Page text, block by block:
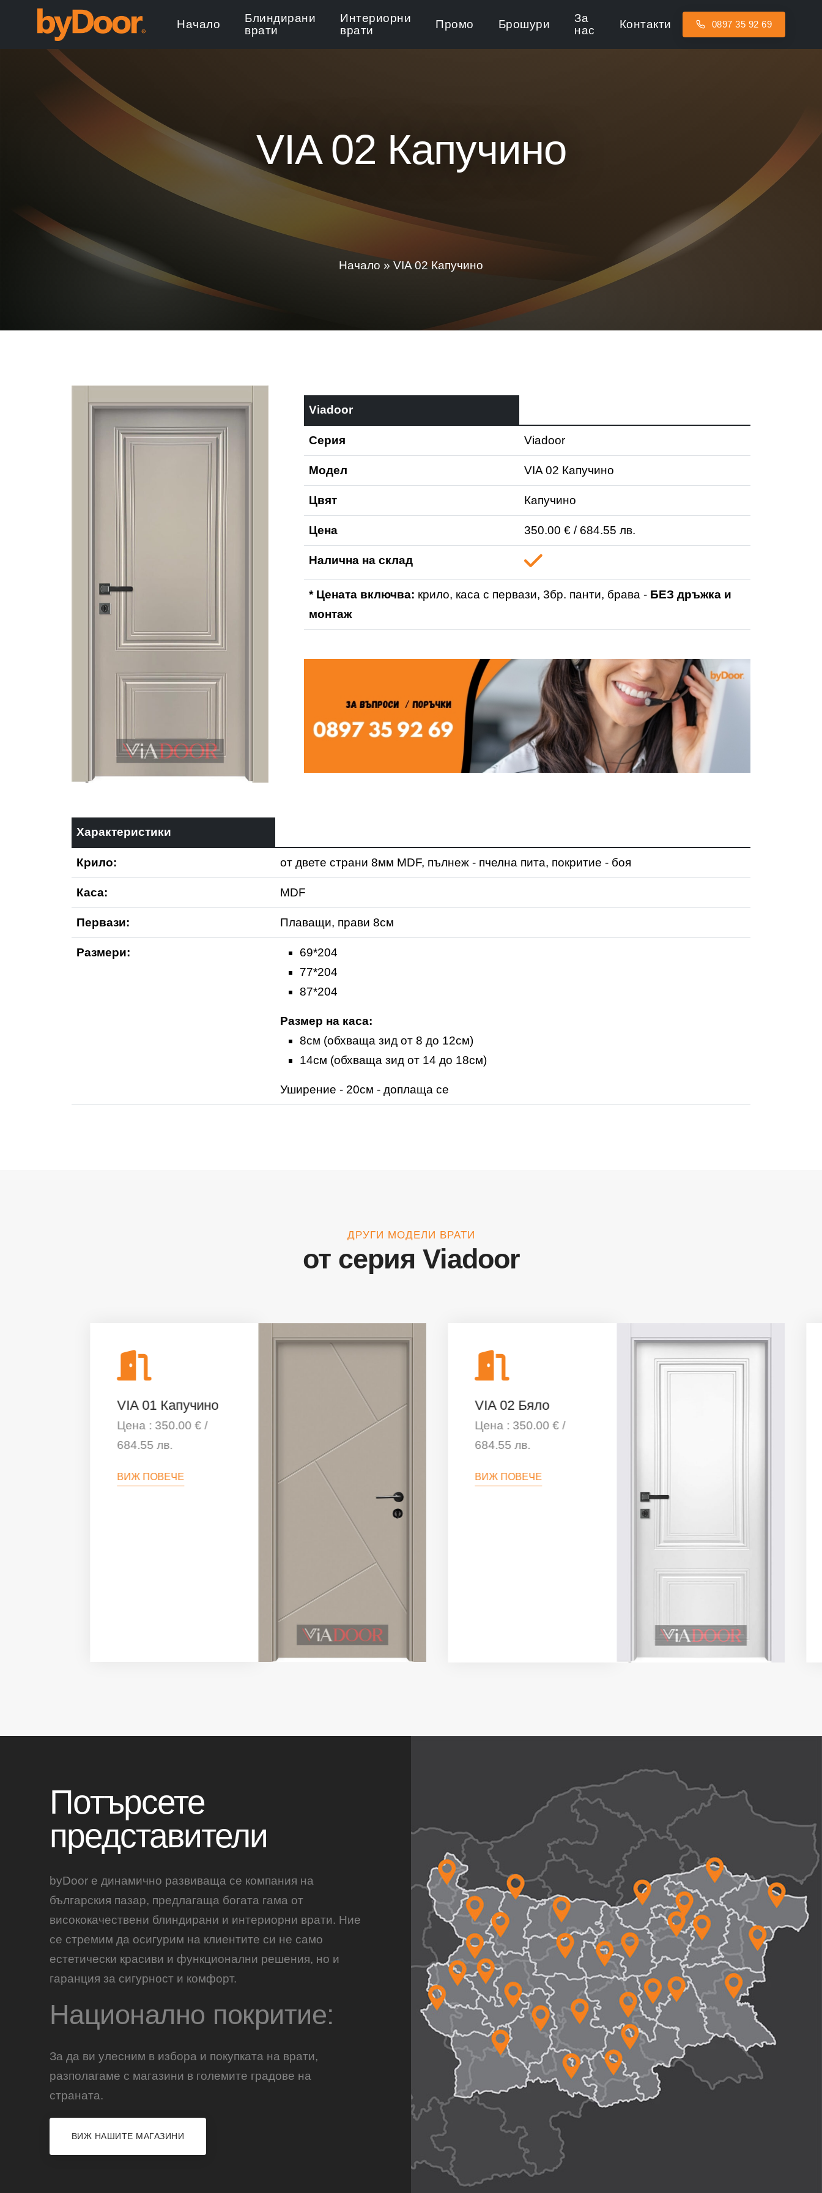
Начало
Блиндирани
врати
Интериорни
врати
Промо Брошури
За
нас
Контакти 0897 35 92 69
VIA 02 Капучино
Начало » VIA 02 Капучино
Viadoor
Серия Viadoor
Модел VIA 02 Капучино
Цвят Капучино
Цена 350.00 € / 684.55 лв.
Налична на склад
* Цената включва: крило, каса с первази, 3бр. панти, брава - БЕЗ дръжка и
монтаж
Характеристики
Крило: от двете страни 8мм MDF, пълнеж - пчелна пита, покритие - боя
Каса: MDF
Первази: Плаващи, прави 8см
Размери:
69*204
77*204
87*204
Размер на каса:
8см (обхваща зид от 8 до 12см)
14см (обхваща зид от 14 до 18см)
Уширение - 20см - доплаща се
ДРУГИ МОДЕЛИ ВРАТИ
от серия Viadoor
VIA 01 Капучино
Цена : 350.00 € /
684.55 лв.
ВИЖ ПОВЕЧЕ
VIA 02 Бяло
Цена : 350.00 € /
684.55 лв.
ВИЖ ПОВЕЧЕ
Потърсете
представители
byDoor е динамично развиваща се компания на
българския пазар, предлагаща богата гама от
висококачествени блиндирани и интериорни врати. Ние
се стремим да осигурим на клиентите си не само
естетически красиви и функционални решения, но и
гаранция за сигурност и комфорт.
Национално покритие:
За да ви улесним в избора и покупката на врати,
разполагаме с магазини в големите градове на
страната.
ВИЖ НАШИТЕ МАГАЗИНИ